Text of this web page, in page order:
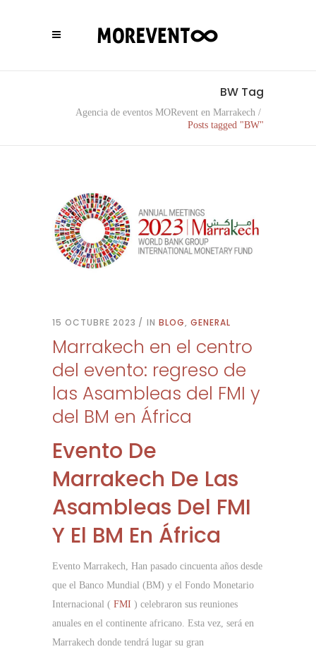
BW Tag
Agencia de eventos MORevent en Marrakech /
Posts tagged "BW"
15 OCTUBRE 2023 IN BLOG, GENERAL
Marrakech en el centro
del evento: regreso de
las Asambleas del FMI y
del BM en África
Evento De
Marrakech De Las
Asambleas Del FMI
Y El BM En África
Evento Marrakech, Han pasado cincuenta años desde
que el Banco Mundial (BM) y el Fondo Monetario
Internacional ( FMI ) celebraron sus reuniones
anuales en el continente africano. Esta vez, será en
Marrakech donde tendrá lugar su gran